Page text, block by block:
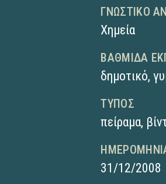
ΓΝΩΣΤΙΚΌ
Χημεία
ΒΑΘΜΊΔΑ
δημοτικό,
ΤΎΠΟΣ
πείραμα,
31/12/2008